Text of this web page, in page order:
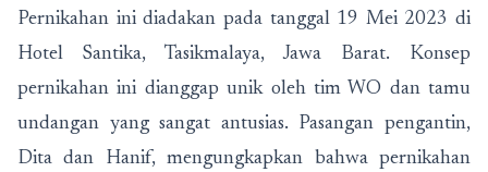
Pernikahan ini diadakan pada tanggal 19 Mei 2023 di
Hotel Santika, Tasikmalaya, Jawa Barat. Konsep
pernikahan ini dianggap unik oleh tim WO dan tamu
undangan yang sangat antusias. Pasangan pengantin,
Dita dan Hanif, mengungkapkan bahwa pernikahan